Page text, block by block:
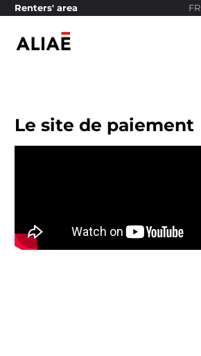
Renters' area FR
Payment site
Le site de paiement